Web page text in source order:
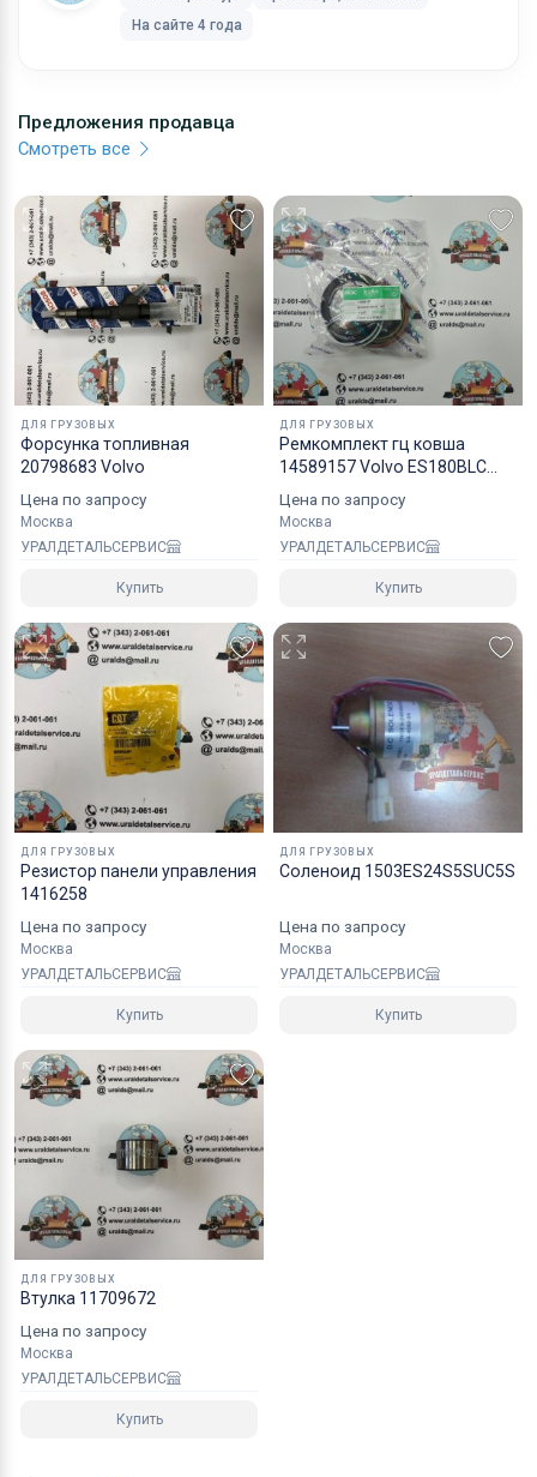
На сайте 4 года
от веса посылки. Мы советуем Вам объединять
заказы. Мы не сможем объединить два отдельных
заказа и доставка будет рассчитана для каждого
них. Отправка товара будет на Вашей
ответственности, но мы позаботимся о
хрупких грузов.
Коробки оптимального размера и с
надежным уровнем защиты.
Специалисты компании готовы взять на себя все
мероприятия по оформлению документов и
перевозке вашего заказа в любой регион РФ, в
страны СНГ, Азии и ЕС.
Предложения продавца
Смотреть все
ДЛЯ ГРУЗОВЫХ
Форсунка топливная
20798683 Volvo
Цена по запросу
Москва
УРАЛДЕТАЛЬСЕРВИС
Купить
ДЛЯ ГРУЗОВЫХ
Ремкомплект гц ковша
14589157 Volvo ES180BLC
Цена по запросу
Москва
УРАЛДЕТАЛЬСЕРВИС
Купить
ДЛЯ ГРУЗОВЫХ
Резистор панели управления
1416258
Цена по запросу
Москва
УРАЛДЕТАЛЬСЕРВИС
Купить
ДЛЯ ГРУЗОВЫХ
Соленоид 1503ES24S5SUC5S
Цена по запросу
Москва
УРАЛДЕТАЛЬСЕРВИС
Купить
ДЛЯ ГРУЗОВЫХ
Втулка 11709672
Цена по запросу
Москва
УРАЛДЕТАЛЬСЕРВИС
Купить